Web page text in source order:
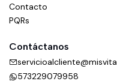
Contacto
PQRs
Contáctanos
573229079958